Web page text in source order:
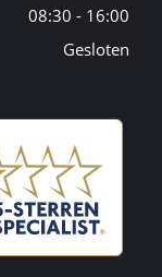
08:30 - 16:00
Gesloten